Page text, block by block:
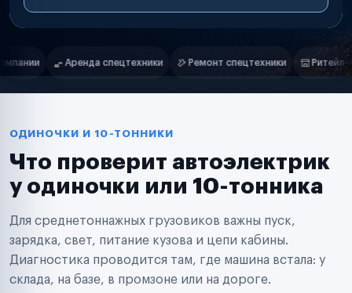
Нам доверяют
Ремонт спецтехники Ритейл-сети Управляющие компании
Маркетплейсы
Таксопарки
Автодилеры
Поставщики запчастей
Аренда спецтехники
Ремонт спецтехники
Ритейл-сети
Управляющие компании
Страховые компании
ОДИНОЧКИ И 10-ТОННИКИ
Что проверит автоэлектрик
у одиночки или 10-тонника
Для среднетоннажных грузовиков важны пуск,
зарядка, свет, питание кузова и цепи кабины.
Диагностика проводится там, где машина встала: у
склада, на базе, в промзоне или на дороге.